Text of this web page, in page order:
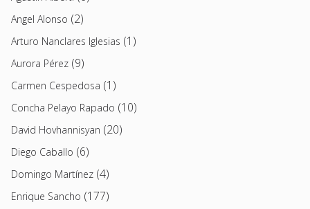
Angel Alonso (2)
Arturo Nanclares Iglesias (1)
Aurora Pérez (9)
Carmen Cespedosa (1)
Concha Pelayo Rapado (10)
David Hovhannisyan (20)
Diego Caballo (6)
Domingo Martínez (4)
Enrique Sancho (177)